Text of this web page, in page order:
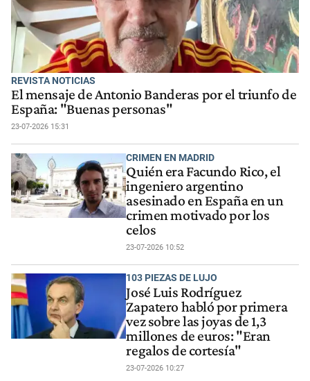
REVISTA NOTICIAS
El mensaje de Antonio Banderas por el triunfo de
España: "Buenas personas"
23-07-2026 15:31
CRIMEN EN MADRID
Quién era Facundo Rico, el
ingeniero argentino
asesinado en España en un
crimen motivado por los
celos
23-07-2026 10:52
103 PIEZAS DE LUJO
José Luis Rodríguez
Zapatero habló por primera
vez sobre las joyas de 1,3
millones de euros: "Eran
regalos de cortesía"
23-07-2026 10:27